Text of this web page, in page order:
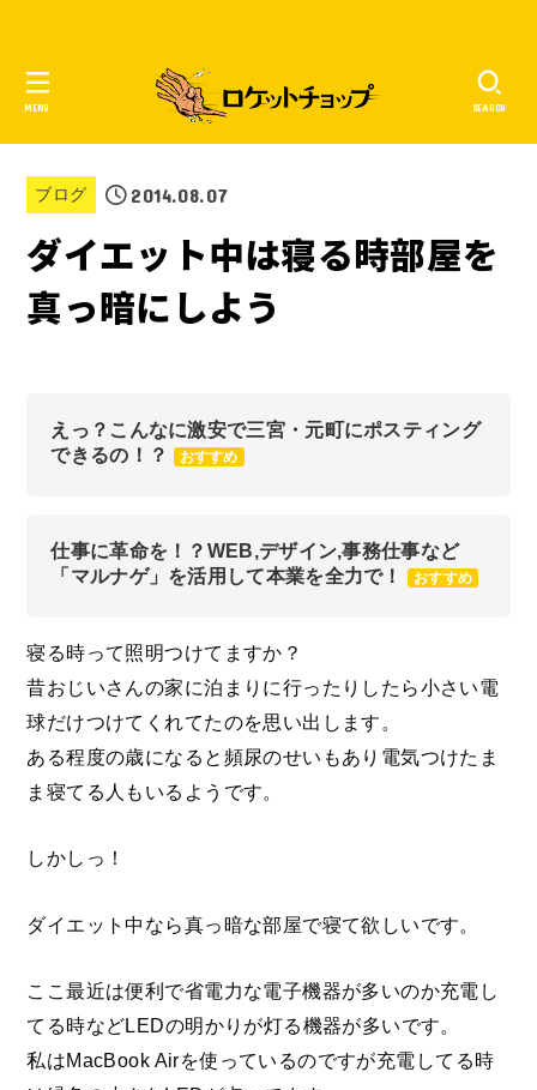
SEARCH
MENU
ブログ 2014.08.07
ダイエット中は寝る時部屋を
真っ暗にしよう
えっ？こんなに激安で三宮・元町にポスティング
できるの！？
おすすめ
仕事に革命を！？WEB,デザイン,事務仕事など
「マルナゲ」を活用して本業を全力で！
おすすめ
寝る時って照明つけてますか？
昔おじいさんの家に泊まりに行ったりしたら小さい電
球だけつけてくれてたのを思い出します。
ある程度の歳になると頻尿のせいもあり電気つけたま
ま寝てる人もいるようです。
しかしっ！
ダイエット中なら真っ暗な部屋で寝て欲しいです。
ここ最近は便利で省電力な電子機器が多いのか充電し
てる時などLEDの明かりが灯る機器が多いです。
私はMacBook Airを使っているのですが充電してる時